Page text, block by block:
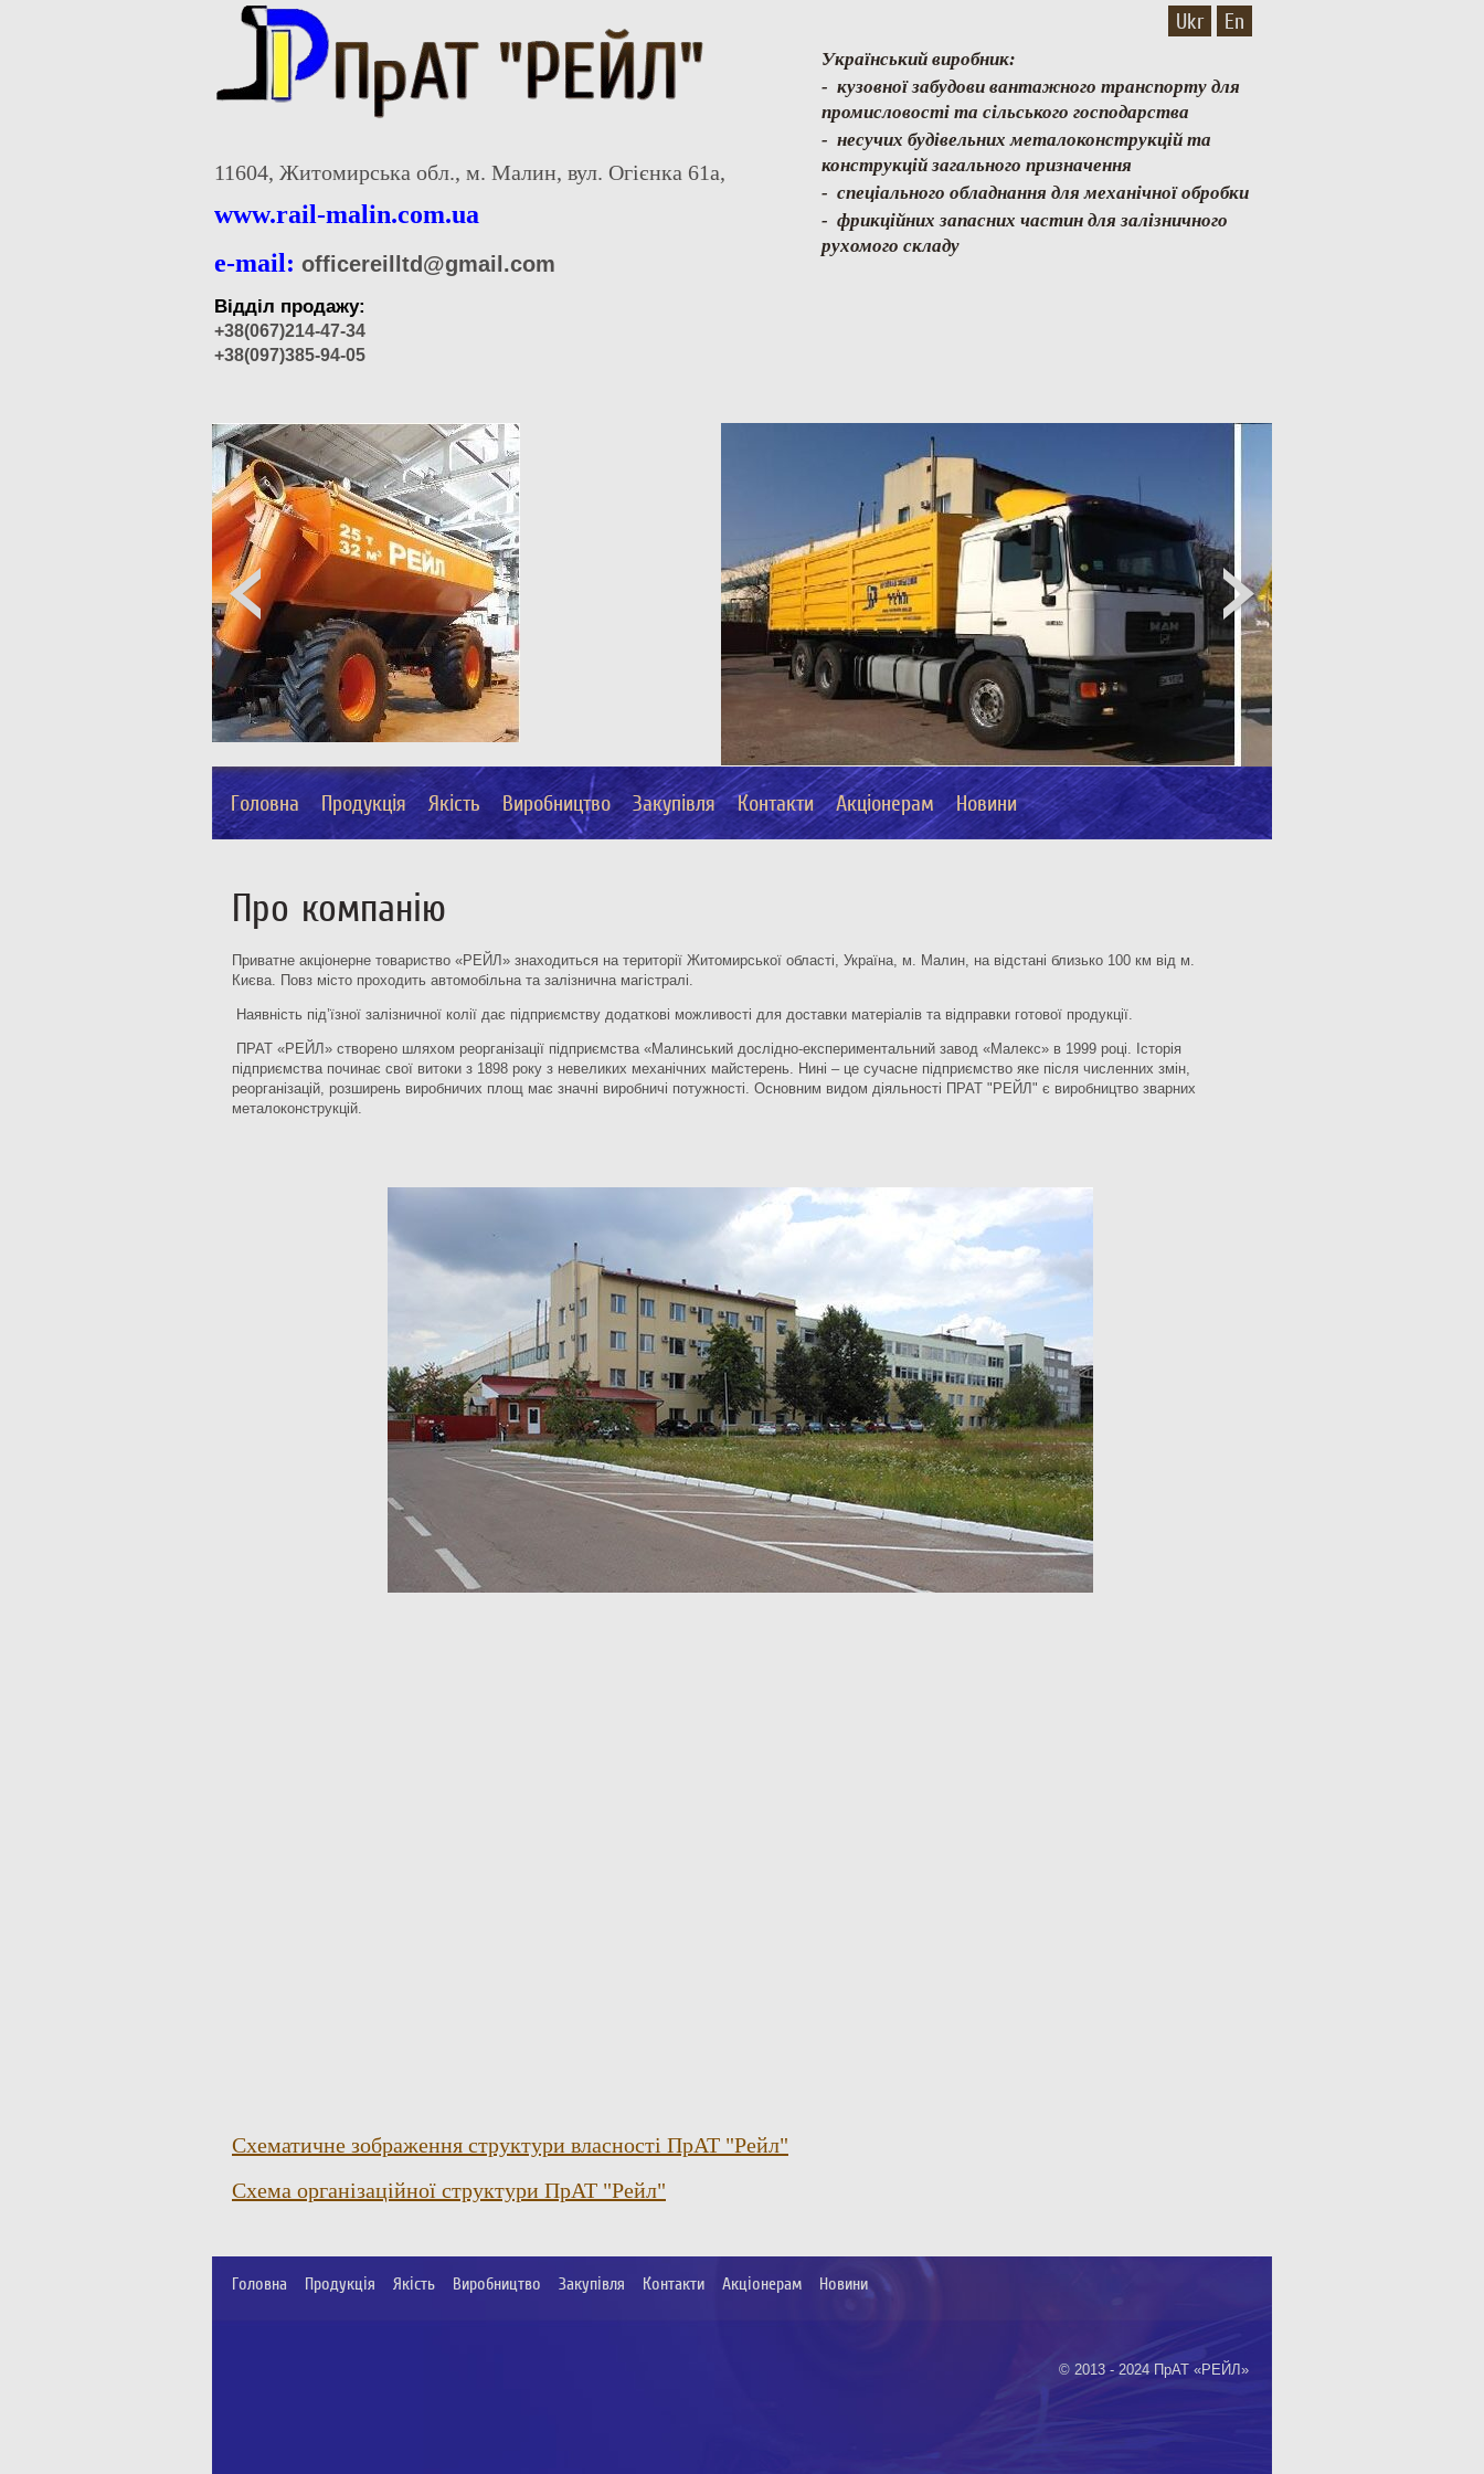
Український виробник:
- кузовної забудови вантажного транспорту для
промисловості та сільського господарства
- несучих будівельних металоконструкцій та
конструкцій загального призначення
- спеціального обладнання для механічної обробки
- фрикційних запасних частин для залізничного
рухомого складу
Ukr En
11604, Житомирська обл., м. Малин, вул. Огієнка 61а,
www.rail-malin.com.ua
e-mail: officereilltd@gmail.com
Відділ продажу:
+38(067)214-47-34
+38(097)385-94-05
Головна Продукція Якість Виробництво Закупівля Контакти Акціонерам Новини
Про компанію
Приватне акціонерне товариство «РЕЙЛ» знаходиться на території Житомирської області, Україна, м. Малин, на відстані близько 100 км від м.
Києва. Повз місто проходить автомобільна та залізнична магістралі.
Наявність під’їзної залізничної колії дає підприємству додаткові можливості для доставки матеріалів та відправки готової продукції.
ПРАТ «РЕЙЛ» створено шляхом реорганізації підприємства «Малинський дослідно-експериментальний завод «Малекс» в 1999 році. Історія
підприємства починає свої витоки з 1898 року з невеликих механічних майстерень. Нині – це сучасне підприємство яке після численних змін,
реорганізацій, розширень виробничих площ має значні виробничі потужності. Основним видом діяльності ПРАТ "РЕЙЛ" є виробництво зварних
металоконструкцій.
Схематичне зображення структури власності ПрАТ "Рейл"
Схема організаційної структури ПрАТ "Рейл"
Головна Продукція Якість Виробництво Закупівля Контакти Акціонерам Новини
© 2013 - 2024 ПрАТ «РЕЙЛ»